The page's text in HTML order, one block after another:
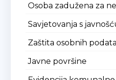
Osoba zadužena za
Savjetovanja s
Zaštita osobnih
Javne površine